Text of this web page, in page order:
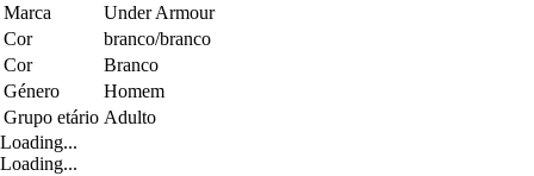
Marca
Under Armour
Cor
branco/branco
Cor
Branco
Género
Homem
Grupo etário Adulto
Loading...
Loading...